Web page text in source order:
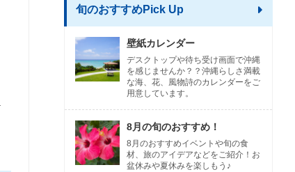
旬のおすすめPick Up
壁紙カレンダー
デスクトップや待ち受け画面で沖縄
を感じませんか？？沖縄らしさ満載
な海、花、風物詩のカレンダーをご
用意しています。
8月の旬のおすすめ！
8月のおすすめイベントや旬の食
材、旅のアイデアなどをご紹介！お
盆休みや夏休みを楽しもう♪